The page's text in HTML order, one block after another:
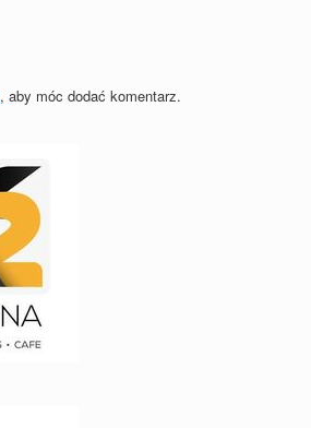
, aby móc dodać komentarz.